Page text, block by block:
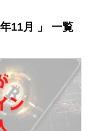
11月 」 一覧